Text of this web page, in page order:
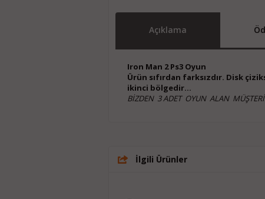
Açıklama
Iron Man 2 Ps3 Oyun
Ürün sıfırdan farksızdır. Disk
ikinci bölgedir...
BİZDEN 3 ADET OYUN ALAN
İlgili Ürünler